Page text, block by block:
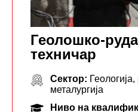
Геолошко-
техничар
Сектор:
металургија
Ниво на